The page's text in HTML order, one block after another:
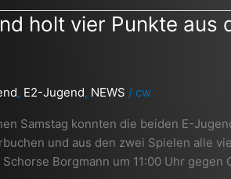
holt vier Punkte aus
, E2-Jugend, NEWS / cw
Samstag konnten die beiden E-
und aus den zwei Spielen alle
Borgmann um 11:00 Uhr